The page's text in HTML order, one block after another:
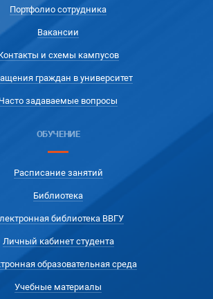
Портфолио сотрудника
Вакансии
и схемы кампусов
граждан в университет
Часто задаваемые вопросы
ОБУЧЕНИЕ
Расписание занятий
Библиотека
библиотека ВВГУ
Личный кабинет студента
образовательная среда
Учебные материалы